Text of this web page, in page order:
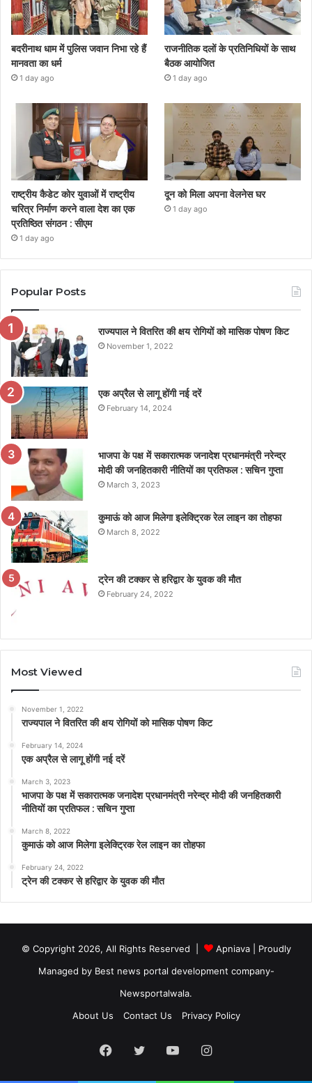
बदरीनाथ धाम में पुलिस जवान निभा रहे हैं
मानवता का धर्म
1 day ago
राजनीतिक दलों के प्रतिनिधियों के साथ
बैठक आयोजित
1 day ago
राष्ट्रीय कैडेट कोर युवाओं में राष्ट्रीय
चरित्र निर्माण करने वाला देश का एक
प्रतिष्ठित संगठन : सीएम
1 day ago
दून को मिला अपना वेलनेस घर
1 day ago
Popular Posts
राज्यपाल ने वितरित की क्षय रोगियों को मासिक पोषण किट
November 1, 2022
एक अप्रैल से लागू होंगी नई दरें
February 14, 2024
भाजपा के पक्ष में सकारात्मक जनादेश प्रधानमंत्री नरेन्द्र
मोदी की जनहितकारी नीतियों का प्रतिफल : सचिन गुप्ता
March 3, 2023
कुमाऊं को आज मिलेगा इलेक्ट्रिक रेल लाइन का तोहफा
March 8, 2022
ट्रेन की टक्कर से हरिद्वार के युवक की मौत
February 24, 2022
Most Viewed
November 1, 2022
राज्यपाल ने वितरित की क्षय रोगियों को मासिक पोषण किट
February 14, 2024
एक अप्रैल से लागू होंगी नई दरें
March 3, 2023
भाजपा के पक्ष में सकारात्मक जनादेश प्रधानमंत्री नरेन्द्र मोदी की जनहितकारी
नीतियों का प्रतिफल : सचिन गुप्ता
March 8, 2022
कुमाऊं को आज मिलेगा इलेक्ट्रिक रेल लाइन का तोहफा
February 24, 2022
ट्रेन की टक्कर से हरिद्वार के युवक की मौत
© Copyright 2026, All Rights Reserved | Apniava| Proudly
Managed by Best news portal development company-
Newsportalwala.
About Us
Contact Us Privacy Policy
Facebook
Twitter YouTubeInstagram